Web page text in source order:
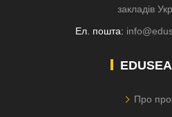
закладів
Ел. пошта:
Про